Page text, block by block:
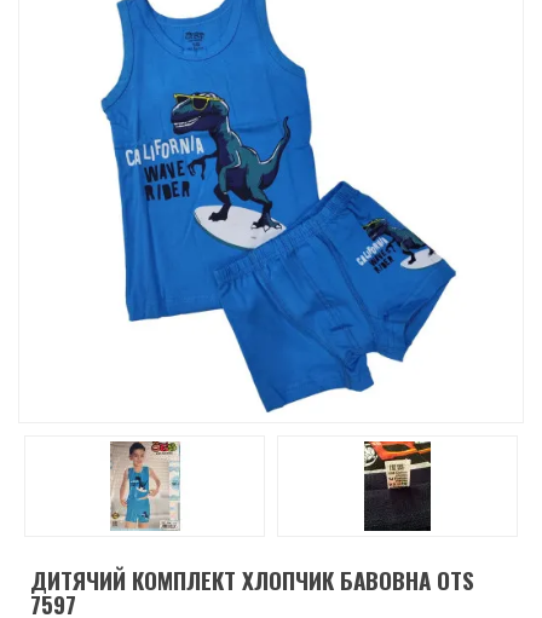
ДИТЯЧИЙ КОМПЛЕКТ ХЛОПЧИК БАВОВНА OTS
7597